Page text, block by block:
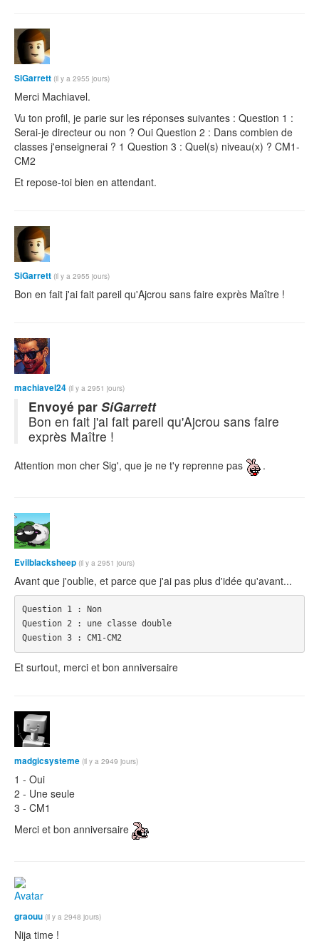
SiGarrett (il y a 2955 jours)
Merci Machiavel.
Vu ton profil, je parie sur les réponses suivantes : Question 1 :
Serai-je directeur ou non ? Oui Question 2 : Dans combien de
classes j'enseignerai ? 1 Question 3 : Quel(s) niveau(x) ? CM1-
CM2
Et repose-toi bien en attendant.
SiGarrett (il y a 2955 jours)
Bon en fait j'ai fait pareil qu'Ajcrou sans faire exprès Maître !
machiavel24 (il y a 2951 jours)
Envoyé par SiGarrett
Bon en fait j'ai fait pareil qu'Ajcrou sans faire
exprès Maître !
Attention mon cher Sig', que je ne t'y reprenne pas .
Evilblacksheep (il y a 2951 jours)
Avant que j'oublie, et parce que j'ai pas plus d'idée qu'avant...
Question 1 : Non
Question 2 : une classe double
Question 3 : CM1-CM2
Et surtout, merci et bon anniversaire
madgicsysteme (il y a 2949 jours)
1 - Oui
2 - Une seule
3 - CM1
Merci et bon anniversaire
graouu (il y a 2948 jours)
Nija time !